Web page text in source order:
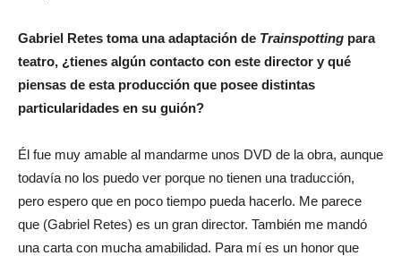
Gabriel Retes toma una adaptación de Trainspotting para
teatro, ¿tienes algún contacto con este director y qué
piensas de esta producción que posee distintas
particularidades en su guión?
Él fue muy amable al mandarme unos DVD de la obra, aunque
todavía no los puedo ver porque no tienen una traducción,
pero espero que en poco tiempo pueda hacerlo. Me parece
que (Gabriel Retes) es un gran director. También me mandó
una carta con mucha amabilidad. Para mí es un honor que